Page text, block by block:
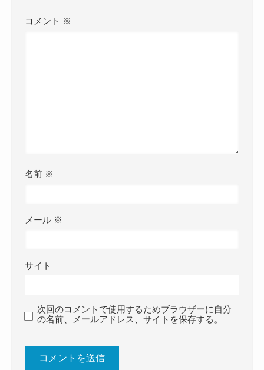
コメント ※
名前 ※
メール ※
サイト
次回のコメントで使用するためブラウザーに自分
の名前、メールアドレス、サイトを保存する。